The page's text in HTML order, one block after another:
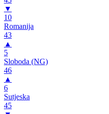
▼
10
Romanija
43
▲
5
Sloboda (NG)
46
▲
6
Sutjeska
45